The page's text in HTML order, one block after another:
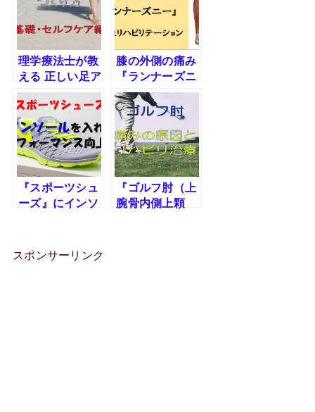
理学療法士が教
える 正しい足ア
ーチのつくり方
〜基礎・セルフ
ケア編〜
膝の外側の痛み
『ランナーズニ
ー（腸脛靭帯
炎）』の概要、
サポーター・テ
ーピングを含む
治療方法につい
て解説します。
『スポーツシュ
ーズ』にインソ
パフォーマンス
はあがる！おす
『ゴルフ肘（上
腕骨内側上顆
スポンサーリンク